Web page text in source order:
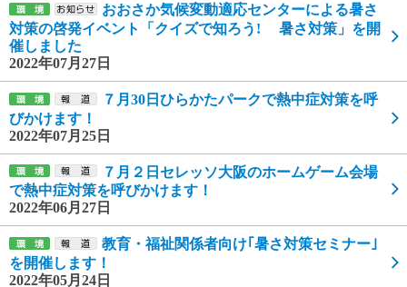
おおさか気候変動適応センターによる暑さ
対策の啓発イベント「クイズで知ろう! 暑さ対策」を開
催しました
2022年07月27日
７月30日ひらかたパークで熱中症対策を呼
びかけます！
2022年07月25日
７月２日セレッソ大阪のホームゲーム会場
で熱中症対策を呼びかけます！
2022年06月27日
教育・福祉関係者向け｢暑さ対策セミナー｣
を開催します！
2022年05月24日